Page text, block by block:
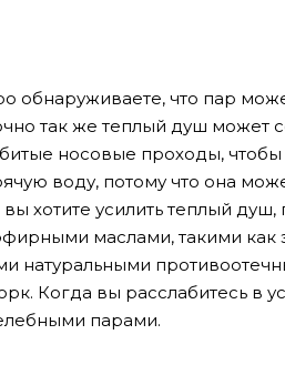
обнаруживаете, что пар
так же теплый душ может
носовые проходы,
воду, потому что она
хотите усилить теплый душ,
маслами, такими как
натуральными
Когда вы расслабитесь в
парами.